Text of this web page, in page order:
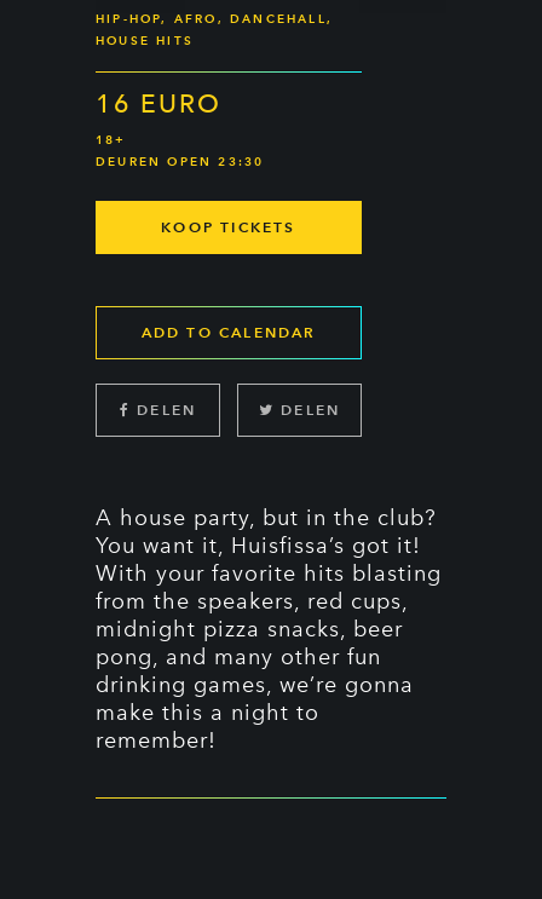
HIP-HOP, AFRO, DANCEHALL,
HOUSE HITS
16 EURO
18+
DEUREN OPEN 23:30
KOOP TICKETS
ADD TO CALENDAR
DELEN DELEN
A house party, but in the club?
You want it, Huisfissa’s got it!
With your favorite hits blasting
from the speakers, red cups,
midnight pizza snacks, beer
pong, and many other fun
drinking games, we’re gonna
make this a night to
remember!